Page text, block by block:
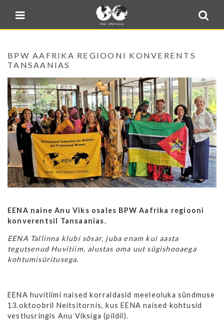
Sulge menüü
Blogi
E-pood
In English
BPW AAFRIKA REGIOONI KONVERENTS
TANSAANIAS
EENA naine Anu Viks osales BPW Aafrika regiooni
konverentsil Tansaanias.
EENA Tallinna klubi sõsar, juba enam kui aasta
tegutsenud Huvitiim, alustas oma uut sügishooaega
kohtumisüritusega.
EENA huvitiimi naised korraldasid meeleoluka sündmuse
13.oktoobril Neitsitornis, kus EENA naised kohtusid
vestlusringis Anu Viksiga (pildil).